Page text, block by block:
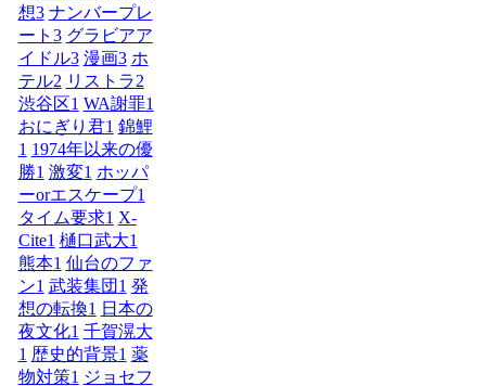
想3 ナンバープレ
ート 3 グラビアア
イドル3 漫画3 ホ
テル2 リストラ2
渋谷区1 WA謝罪1
おにぎり君1 錦鯉
1 1974年以来の優
勝1 激変1 ホッパ
ーorエスケープ1
タイム要求1 X-
Cite1 樋口武大1
熊本1 仙台のファ
ン1 武装集団 1 発
想の転換1 日本の
夜文化1 千賀滉大
1 歴史的背景1 薬
物対策1 ジョセフ